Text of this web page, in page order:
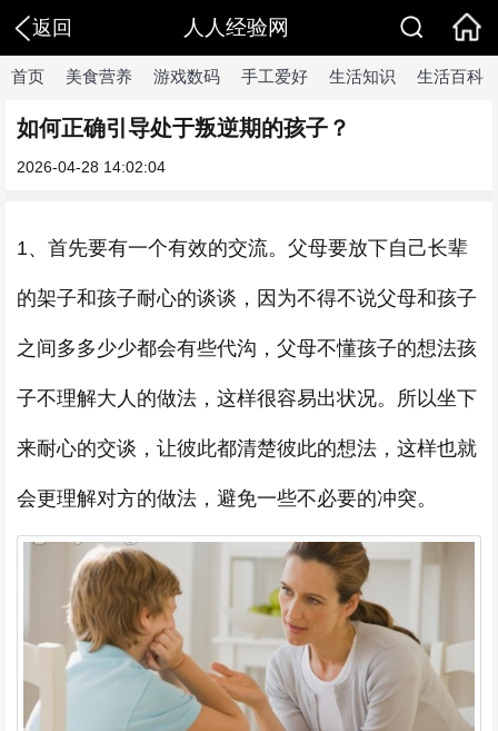
返回 人人经验网
首页 美食营养 游戏数码 手工爱好 生活知识 生活百科
如何正确引导处于叛逆期的孩子？
2026-04-28 14:02:04
1、首先要有一个有效的交流。父母要放下自己长辈
的架子和孩子耐心的谈谈，因为不得不说父母和孩子
之间多多少少都会有些代沟，父母不懂孩子的想法孩
子不理解大人的做法，这样很容易出状况。所以坐下
来耐心的交谈，让彼此都清楚彼此的想法，这样也就
会更理解对方的做法，避免一些不必要的冲突。